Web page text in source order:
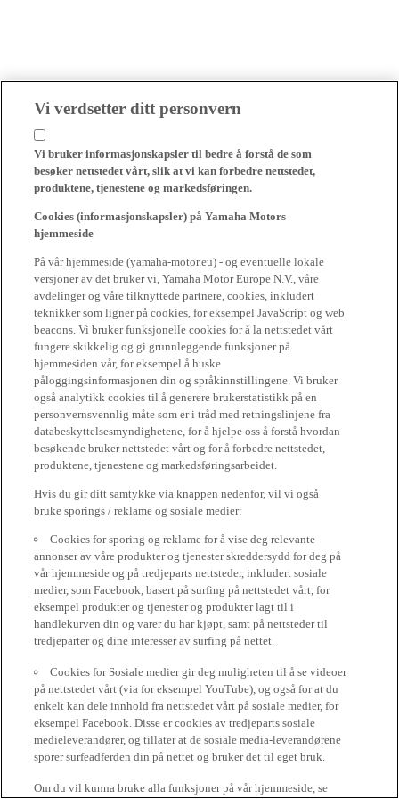
Vi verdsetter ditt personvern
Vi bruker informasjonskapsler til bedre å forstå de som
besøker nettstedet vårt, slik at vi kan forbedre nettstedet,
produktene, tjenestene og markedsføringen.
Cookies (informasjonskapsler) på Yamaha Motors
hjemmeside
På vår hjemmeside (yamaha-motor.eu) - og eventuelle lokale
versjoner av det bruker vi, Yamaha Motor Europe N.V., våre
avdelinger og våre tilknyttede partnere, cookies, inkludert
teknikker som ligner på cookies, for eksempel JavaScript og web
beacons. Vi bruker funksjonelle cookies for å la nettstedet vårt
fungere skikkelig og gi grunnleggende funksjoner på
hjemmesiden vår, for eksempel å huske
påloggingsinformasjonen din og språkinnstillingene. Vi bruker
også analytikk cookies til å generere brukerstatistikk på en
personvernsvennlig måte som er i tråd med retningslinjene fra
databeskyttelsesmyndighetene, for å hjelpe oss å forstå hvordan
besøkende bruker nettstedet vårt og for å forbedre nettstedet,
produktene, tjenestene og markedsføringsarbeidet.
Hvis du gir ditt samtykke via knappen nedenfor, vil vi også
bruke sporings / reklame og sosiale medier:
Cookies for sporing og reklame for å vise deg relevante
annonser av våre produkter og tjenester skreddersydd for deg på
vår hjemmeside og på tredjeparts nettsteder, inkludert sosiale
medier, som Facebook, basert på surfing på nettstedet vårt, for
eksempel produkter og tjenester og produkter lagt til i
handlekurven din og varer du har kjøpt, samt på nettsteder til
tredjeparter og dine interesser av surfing på nettet.
Cookies for Sosiale medier gir deg muligheten til å se videoer
på nettstedet vårt (via for eksempel YouTube), og også for at du
enkelt kan dele innhold fra nettstedet vårt på sosiale medier, for
eksempel Facebook. Disse er cookies av tredjeparts sosiale
medieleverandører, og tillater at de sosiale media-leverandørene
sporer surfeadferden din på nettet og bruker det til eget bruk.
Om du vil kunna bruke alla funksjoner på vår hjemmeside, se